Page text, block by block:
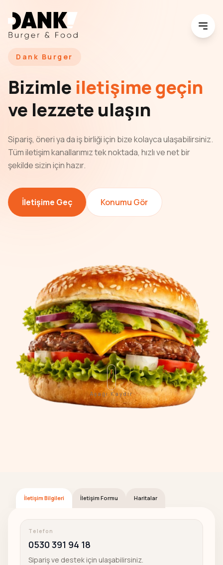
Dank Burger
Bizimle iletişime geçin
ve lezzete ulaşın
Sipariş, öneri ya da iş birliği için bize kolayca ulaşabilirsiniz.
Tüm iletişim kanallarımız tek noktada, hızlı ve net bir
şekilde sizin için hazır.
İletişime Geç Konumu Gör
Aşağı Kaydır
İletişim Bilgileri İletişim Formu Haritalar
Telefon
0530 391 94 18
Sipariş ve destek için ulaşabilirsiniz.